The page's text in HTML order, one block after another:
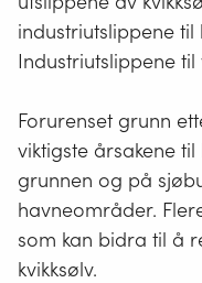
industriutslippene til
Industriutslippene til
Forurenset grunn
viktigste årsakene
grunnen og på
havneområder.
som kan bidra til å
kvikksølv.